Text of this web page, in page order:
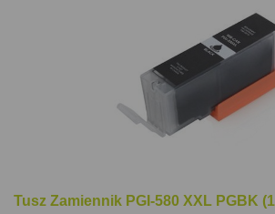
Tusz Zamiennik PGI-580 XXL PGBK